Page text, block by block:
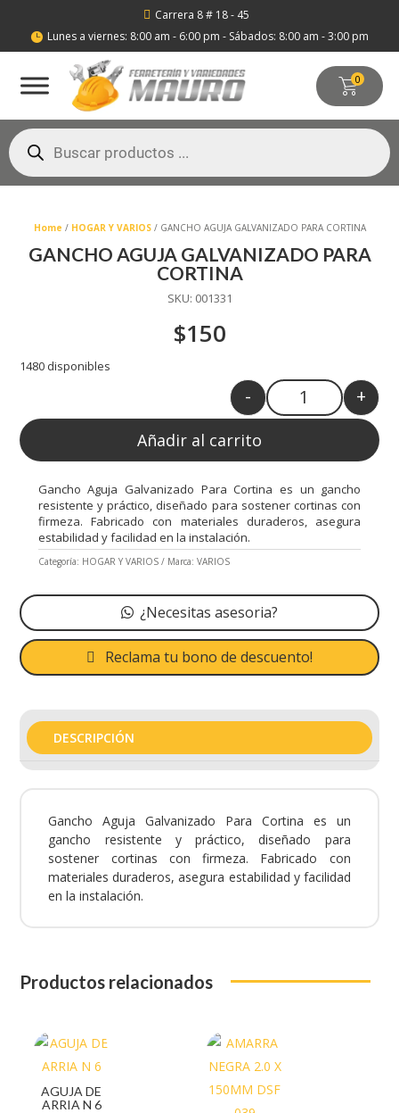
 Carrera 8 # 18 - 45
 Lunes a viernes: 8:00 am - 6:00 pm - Sábados: 8:00 am - 3:00 pm
0
Búsqueda
de
productos
Home / HOGAR Y VARIOS/ GANCHO AGUJA GALVANIZADO PARA CORTINA
GANCHO AGUJA GALVANIZADO PARA
CORTINA
SKU: 001331
$150
1480 disponibles
Quantity
- +
Añadir al carrito
Gancho Aguja Galvanizado Para Cortina es un gancho
resistente y práctico, diseñado para sostener cortinas con
firmeza. Fabricado con materiales duraderos, asegura
estabilidad y facilidad en la instalación.
Categoría: HOGAR Y VARIOS Marca: VARIOS
¿Necesitas asesoria?
Reclama tu bono de descuento!
DESCRIPCIÓN
Gancho Aguja Galvanizado Para Cortina es un
gancho resistente y práctico, diseñado para
sostener cortinas con firmeza. Fabricado con
materiales duraderos, asegura estabilidad y facilidad
en la instalación.
Productos relacionados
AGUJA DE
ARRIA N 6